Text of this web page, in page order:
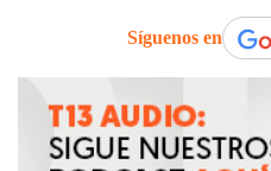
Síguenos en